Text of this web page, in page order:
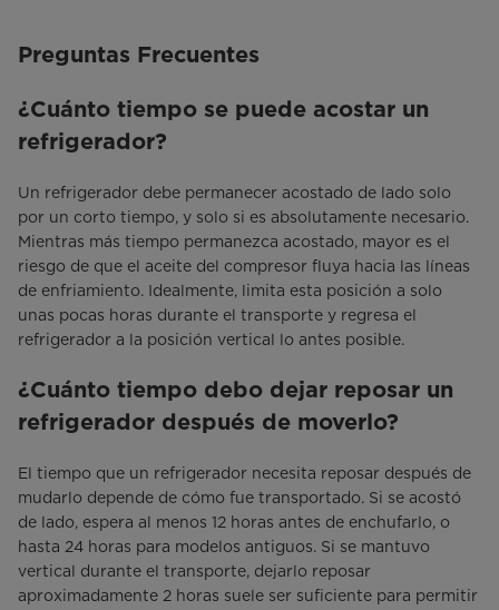
Preguntas Frecuentes
¿Cuánto tiempo se puede acostar un
refrigerador?
Un refrigerador debe permanecer acostado de lado solo
por un corto tiempo, y solo si es absolutamente necesario.
Mientras más tiempo permanezca acostado, mayor es el
riesgo de que el aceite del compresor fluya hacia las líneas
de enfriamiento. Idealmente, limita esta posición a solo
unas pocas horas durante el transporte y regresa el
refrigerador a la posición vertical lo antes posible.
¿Cuánto tiempo debo dejar reposar un
refrigerador después de moverlo?
El tiempo que un refrigerador necesita reposar después de
mudarlo depende de cómo fue transportado. Si se acostó
de lado, espera al menos 12 horas antes de enchufarlo, o
hasta 24 horas para modelos antiguos. Si se mantuvo
vertical durante el transporte, dejarlo reposar
aproximadamente 2 horas suele ser suficiente para permitir